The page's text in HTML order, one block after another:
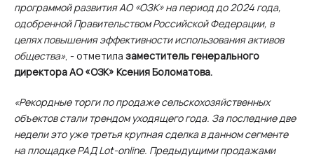
программой развития АО «ОЗК» на период до 2024 года,
одобренной Правительством Российской Федерации, в
целях повышения эффективности использования активов
общества», - отметила заместитель генерального
директора АО «ОЗК» Ксения Боломатова.
«Рекордные торги по продаже сельскохозяйственных
объектов стали трендом уходящего года. За последние две
недели это уже третья крупная сделка в данном сегменте
на площадке РАД Lot-online. Предыдущими продажами